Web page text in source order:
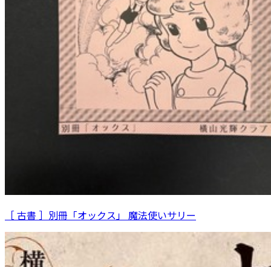
［ 古書 ］別冊「オックス」 魔法使いサリー